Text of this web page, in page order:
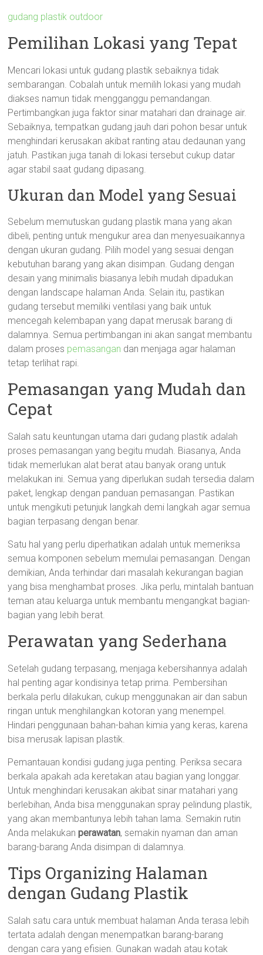
gudang plastik outdoor
Pemilihan Lokasi yang Tepat
Mencari lokasi untuk gudang plastik sebaiknya tidak
sembarangan. Cobalah untuk memilih lokasi yang mudah
diakses namun tidak mengganggu pemandangan.
Pertimbangkan juga faktor sinar matahari dan drainage air.
Sebaiknya, tempatkan gudang jauh dari pohon besar untuk
menghindari kerusakan akibat ranting atau dedaunan yang
jatuh. Pastikan juga tanah di lokasi tersebut cukup datar
agar stabil saat gudang dipasang.
Ukuran dan Model yang Sesuai
Sebelum memutuskan gudang plastik mana yang akan
dibeli, penting untuk mengukur area dan menyesuaikannya
dengan ukuran gudang. Pilih model yang sesuai dengan
kebutuhan barang yang akan disimpan. Gudang dengan
desain yang minimalis biasanya lebih mudah dipadukan
dengan landscape halaman Anda. Selain itu, pastikan
gudang tersebut memiliki ventilasi yang baik untuk
mencegah kelembapan yang dapat merusak barang di
dalamnya. Semua pertimbangan ini akan sangat membantu
dalam proses pemasangan dan menjaga agar halaman
tetap terlihat rapi.
Pemasangan yang Mudah dan
Cepat
Salah satu keuntungan utama dari gudang plastik adalah
proses pemasangan yang begitu mudah. Biasanya, Anda
tidak memerlukan alat berat atau banyak orang untuk
melakukan ini. Semua yang diperlukan sudah tersedia dalam
paket, lengkap dengan panduan pemasangan. Pastikan
untuk mengikuti petunjuk langkah demi langkah agar semua
bagian terpasang dengan benar.
Satu hal yang perlu diperhatikan adalah untuk memeriksa
semua komponen sebelum memulai pemasangan. Dengan
demikian, Anda terhindar dari masalah kekurangan bagian
yang bisa menghambat proses. Jika perlu, mintalah bantuan
teman atau keluarga untuk membantu mengangkat bagian-
bagian yang lebih berat.
Perawatan yang Sederhana
Setelah gudang terpasang, menjaga kebersihannya adalah
hal penting agar kondisinya tetap prima. Pembersihan
berkala perlu dilakukan, cukup menggunakan air dan sabun
ringan untuk menghilangkan kotoran yang menempel.
Hindari penggunaan bahan-bahan kimia yang keras, karena
bisa merusak lapisan plastik.
Pemantauan kondisi gudang juga penting. Periksa secara
berkala apakah ada keretakan atau bagian yang longgar.
Untuk menghindari kerusakan akibat sinar matahari yang
berlebihan, Anda bisa menggunakan spray pelindung plastik,
yang akan membantunya lebih tahan lama. Semakin rutin
Anda melakukanperawatan, semakin nyaman dan aman
barang-barang Anda disimpan di dalamnya.
Tips Organizing Halaman
dengan Gudang Plastik
Salah satu cara untuk membuat halaman Anda terasa lebih
tertata adalah dengan menempatkan barang-barang
dengan cara yang efisien. Gunakan wadah atau kotak